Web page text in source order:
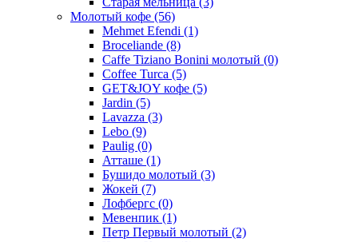
Молотый кофе (56)
Mehmet Efendi (1)
Broceliande (8)
Caffe Tiziano Bonini молотый (0)
Coffee Turca (5)
GET&JOY кофе (5)
Jardin (5)
Lavazza (3)
Lebo (9)
Paulig (0)
Атташе (1)
Бушидо молотый (3)
Жокей (7)
Лофбергс (0)
Мевенпик (1)
Петр Первый молотый (2)